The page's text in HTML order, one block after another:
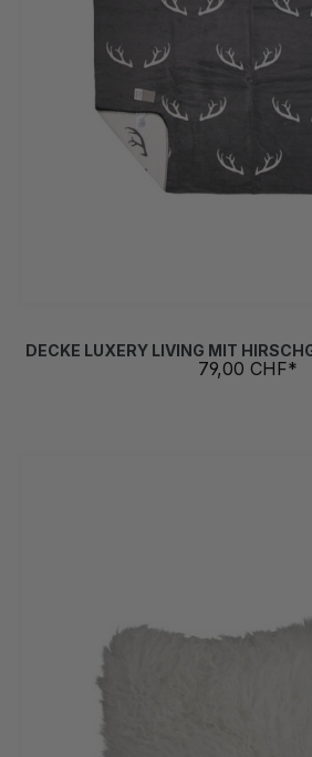
DECKE LUXERY LIVING MIT
79,00 CHF*